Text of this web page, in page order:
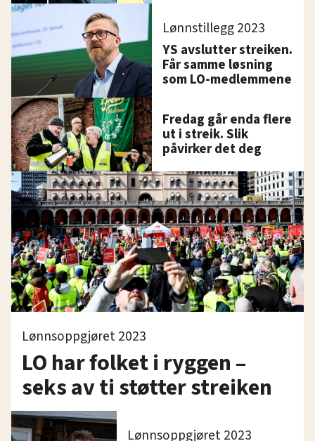
Lønnstillegg 2023
YS avslutter streiken.
Får samme løsning
som LO-medlemmene
Fredag går enda flere
ut i streik. Slik
påvirker det deg
Lønnsoppgjøret 2023
LO har folket i ryggen –
seks av ti støtter streiken
Lønnsoppgjøret 2023